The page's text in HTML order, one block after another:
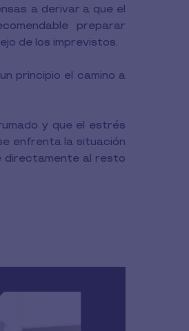
a derivar a que el
preparar
de los imprevistos.
principio el camino a
y que el estrés
enfrenta la situación
directamente al resto